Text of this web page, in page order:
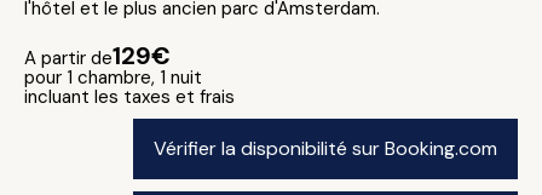
l'hôtel et le plus ancien parc d'Amsterdam.
A partir de129€
pour 1 chambre, 1 nuit
incluant les taxes et frais
Vérifier la disponibilité sur Booking.com